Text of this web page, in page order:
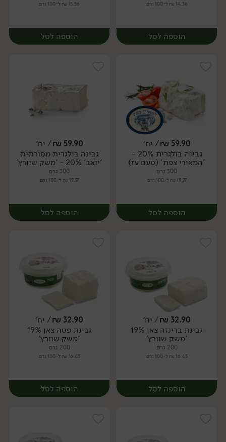
14.36 ₪ ל-100 גרם
הוספה לסל
יח׳
15.56 ₪ ל-100 גרם
הוספה לסל
יח׳
59.90
₪/ יח׳
גבינה בולגרית 20% -
'המאירי צפת' (טעם עז)
300 גרם
19.97 ₪ ל-100 גרם
הוספה לסל
יח׳
59.90
₪/ יח׳
גבינה בולגרית מסורתית
'יואב' 20% - 'משק שוורץ'
300 גרם
19.97 ₪ ל-100 גרם
הוספה לסל
יח׳
32.90
₪/ יח׳
גבינת ברינזה צאן 19%
'משק שוורץ'
200 גרם
16.45 ₪ ל-100 גרם
הוספה לסל
32.90
₪/ יח׳
גבינת פטה צאן 19%
'משק שוורץ'
200 גרם
16.45 ₪ ל-100 גרם
הוספה לסל